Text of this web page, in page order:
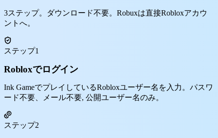
3ステップ。ダウンロード不要。Robuxは直接Robloxアカウ
ントへ。
ステップ1
Robloxでログイン
Ink GameでプレイしているRobloxユーザー名を入力。パスワ
ード不要、メール不要, 公開ユーザー名のみ。
ステップ2